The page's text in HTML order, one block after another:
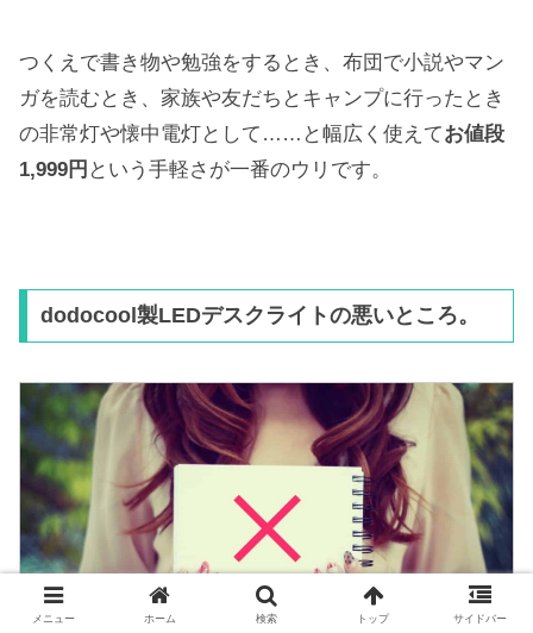
つくえで書き物や勉強をするとき、布団で小説やマン
ガを読むとき、家族や友だちとキャンプに行ったとき
の非常灯や懐中電灯として……と幅広く使えてお値段
1,999円 という手軽さが一番のウリです。
dodocool製LEDデスクライトの悪いところ。
メニュー ホーム 検索 トップ サイドバー